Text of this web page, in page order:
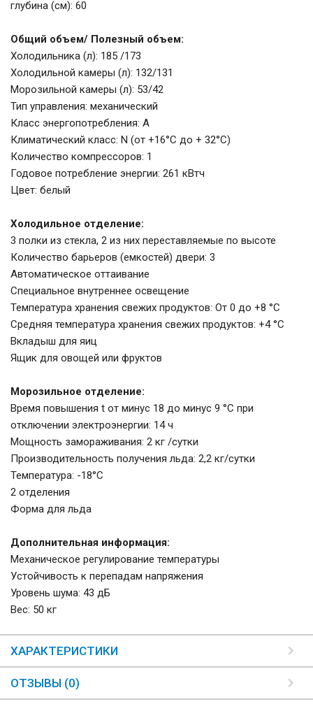
глубина (см): 60
Общий объем/ Полезный объем:
Холодильника (л): 185 /173
Холодильной камеры (л): 132/131
Морозильной камеры (л): 53/42
Тип управления: механический
Класс энергопотребления: А
Климатический класс: N (от +16°С до + 32°С)
Количество компрессоров: 1
Годовое потребление энергии: 261 кВтч
Цвет: белый
Холодильное отделение:
3 полки из стекла, 2 из них переставляемые по высоте
Количество барьеров (емкостей) двери: 3
Автоматическое оттаивание
Специальное внутреннее освещение
Температура хранения свежих продуктов: От 0 до +8 °C
Средняя температура хранения свежих продуктов: +4 °C
Вкладыш для яиц
Ящик для овощей или фруктов
Морозильное отделение:
Время повышения t от минус 18 до минус 9 °С при
отключении электроэнергии: 14 ч
Мощность замораживания: 2 кг /сутки
Производительность получения льда: 2,2 кг/сутки
Температура: -18°С
2 отделения
Форма для льда
Дополнительная информация:
Механическое регулирование температуры
Устойчивость к перепадам напряжения
Уровень шума: 43 дБ
Вес: 50 кг
ХАРАКТЕРИСТИКИ
ОТЗЫВЫ (0)